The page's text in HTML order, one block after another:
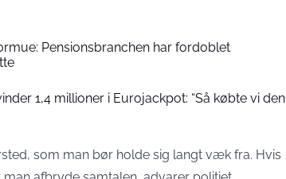
Pensionsbranchen har fordoblet
1,4 millioner i Eurojackpot: “Så købte vi den
som man bør holde sig langt væk fra. Hvis